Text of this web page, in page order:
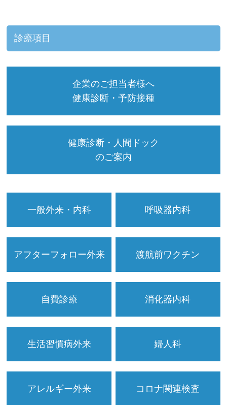
診療項目
企業のご担当者様へ
健康診断・予防接種
健康診断・人間ドック
のご案内
一般外来・内科 呼吸器内科
アフターフォロー外来 渡航前ワクチン
自費診療 消化器内科
生活習慣病外来 婦人科
アレルギー外来 コロナ関連検査